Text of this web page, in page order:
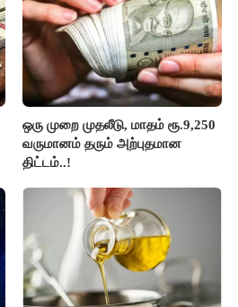
ஒரு முறை முதலீடு, மாதம் ரூ.9,250
வருமானம் தரும் அற்புதமான
திட்டம்..!